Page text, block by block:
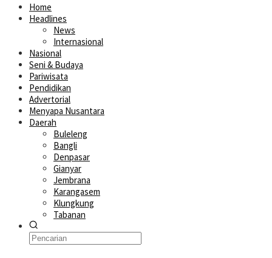
Home
Headlines
News
Internasional
Nasional
Seni & Budaya
Pariwisata
Pendidikan
Advertorial
Menyapa Nusantara
Daerah
Buleleng
Bangli
Denpasar
Gianyar
Jembrana
Karangasem
Klungkung
Tabanan